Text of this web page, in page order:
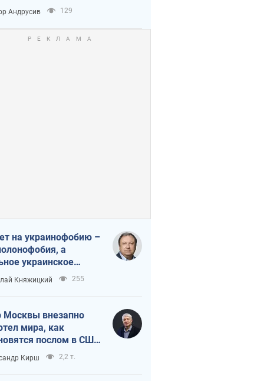
Андрусив 129
на украинофобию –
а
украинское
Княжицкий 255
Москвы внезапно
мира, как
послом в США
украинские топ-
Кирш 2,2 т.